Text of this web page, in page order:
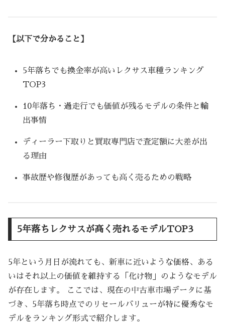
【以下で分かること】
5年落ちでも換金率が高いレクサス車種ランキング
TOP3
10年落ち・過走行でも価値が残るモデルの条件と輸
出事情
ディーラー下取りと買取専門店で査定額に大差が出
る理由
事故歴や修復歴があっても高く売るための戦略
5年落ちレクサスが高く売れるモデルTOP3
5年という月日が流れても、新車に近いような価格、ある
いはそれ以上の価値を維持する「化け物」のようなモデル
が存在します。 ここでは、現在の中古車市場データに基
づき、5年落ち時点でのリセールバリューが特に優秀なモ
デルをランキング形式で紹介します。